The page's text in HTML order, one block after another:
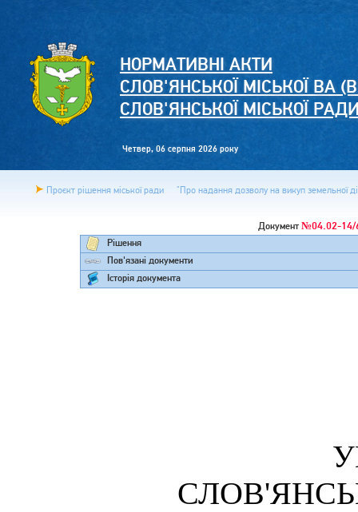
НОРМАТИВНІ АКТИ
СЛОВ'ЯНСЬКОЇ МІСЬКОЇ ВА
СЛОВ'ЯНСЬКОЇ МІСЬКОЇ
Четвер, 06 серпня 2026 року
Проєкт рішення міської ради "Про надання дозволу на викуп
Документ №04.02-14/
Рішення
Пов'язані документи
Історія документа